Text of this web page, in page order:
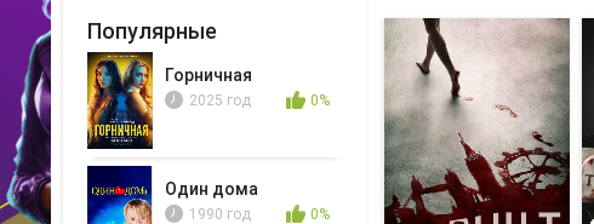
Популярные
Горничная
2025 год 0%
Один дома
1990 год 0%